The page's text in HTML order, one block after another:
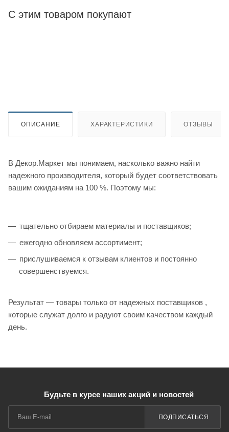
С этим товаром покупают
ОПИСАНИЕ ХАРАКТЕРИСТИКИ ОТЗЫВЫ
В Декор.Маркет мы понимаем, насколько важно найти
надежного производителя, который будет соответствовать
вашим ожиданиям на 100 %. Поэтому мы:
тщательно отбираем материалы и поставщиков;
ежегодно обновляем ассортимент;
прислушиваемся к отзывам клиентов и постоянно
совершенствуемся.
Результат — товары только от надежных поставщиков ,
которые служат долго и радуют своим качеством каждый
день.
Будьте в курсе наших акций и новостей
ПОДПИСАТЬСЯ